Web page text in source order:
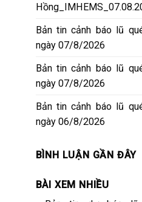
Bản tin cảnh báo lũ
ngày 07/8/2026
Bản tin cảnh báo lũ
ngày 07/8/2026
Bản tin cảnh báo lũ
ngày 06/8/2026
BÌNH LUẬN GẦN ĐÂY
BÀI XEM NHIỀU